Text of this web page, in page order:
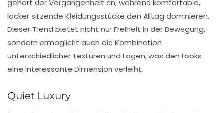
gehört der Vergangenheit an, während komfortable,
locker sitzende Kleidungsstücke den Alltag dominieren.
Dieser Trend bietet nicht nur Freiheit in der Bewegung,
sondern ermöglicht auch die Kombination
unterschiedlicher Texturen und Lagen, was den Looks
eine interessante Dimension verleiht.
Quiet Luxury